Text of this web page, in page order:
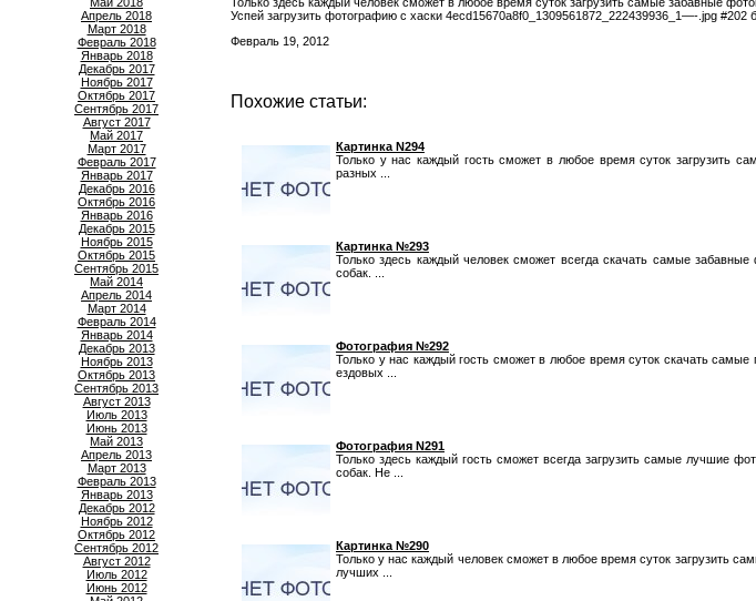
Апрель 2018
Март 2018
Февраль 2018
Январь 2018
Декабрь 2017
Ноябрь 2017
Октябрь 2017
Сентябрь 2017
Август 2017
Май 2017
Март 2017
Февраль 2017
Январь 2017
Декабрь 2016
Октябрь 2016
Январь 2016
Декабрь 2015
Ноябрь 2015
Октябрь 2015
Сентябрь 2015
Май 2014
Апрель 2014
Март 2014
Февраль 2014
Январь 2014
Декабрь 2013
Ноябрь 2013
Октябрь 2013
Сентябрь 2013
Август 2013
Июль 2013
Июнь 2013
Май 2013
Апрель 2013
Март 2013
Февраль 2013
Январь 2013
Декабрь 2012
Ноябрь 2012
Октябрь 2012
Сентябрь 2012
Август 2012
Июль 2012
Июнь 2012
Успей загрузить фотографию с хаски 4ecd15670a8f0_1309561872_222439936_1—-.jpg #202
Февраль 19, 2012
Похожие статьи:
Картинка N294
Только у нас каждый гость сможет в любое время суток загрузить
разных ...
Картинка №293
Только здесь каждый человек сможет всегда скачать самые
собак. ...
Фотография №292
Только у нас каждый гость сможет в любое время суток скачать
ездовых ...
Фотография N291
Только здесь каждый гость сможет всегда загрузить самые лучшие
собак. Не ...
Картинка №290
Только у нас каждый человек сможет в любое время суток загрузить
лучших ...